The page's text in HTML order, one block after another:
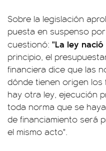
Sobre la legislación
puesta en suspenso
cuestionó: "La ley
principio, el
financiera dice que las
dónde tienen origen los
hay otra ley, ejecución
toda norma que se
de financiamiento será
el mismo acto".